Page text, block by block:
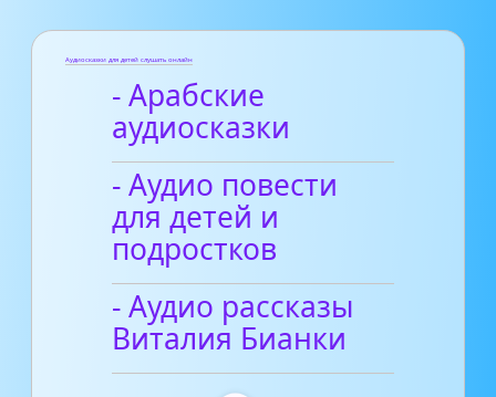
Аудиосказки для детей слушать онлайн
- Арабские
аудиосказки
- Аудио повести
для детей и
подростков
- Аудио рассказы
Виталия Бианки